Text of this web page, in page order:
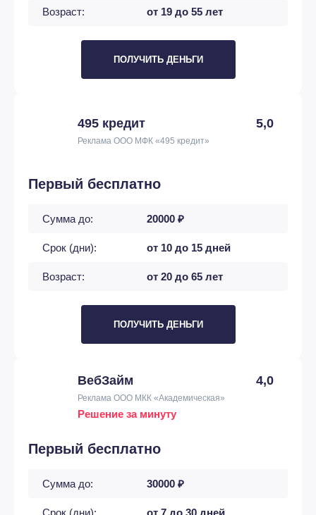
Возраст: от 19 до 55 лет
ПОЛУЧИТЬ ДЕНЬГИ
495 кредит 5,0
Реклама ООО МФК «495 кредит»
Первый бесплатно
Сумма до: 20000 ₽
Срок (дни): от 10 до 15 дней
Возраст: от 20 до 65 лет
ПОЛУЧИТЬ ДЕНЬГИ
ВебЗайм 4,0
Реклама ООО МКК «Академическая»
Решение за минуту
Первый бесплатно
Сумма до: 30000 ₽
Срок (дни): от 7 до 30 дней